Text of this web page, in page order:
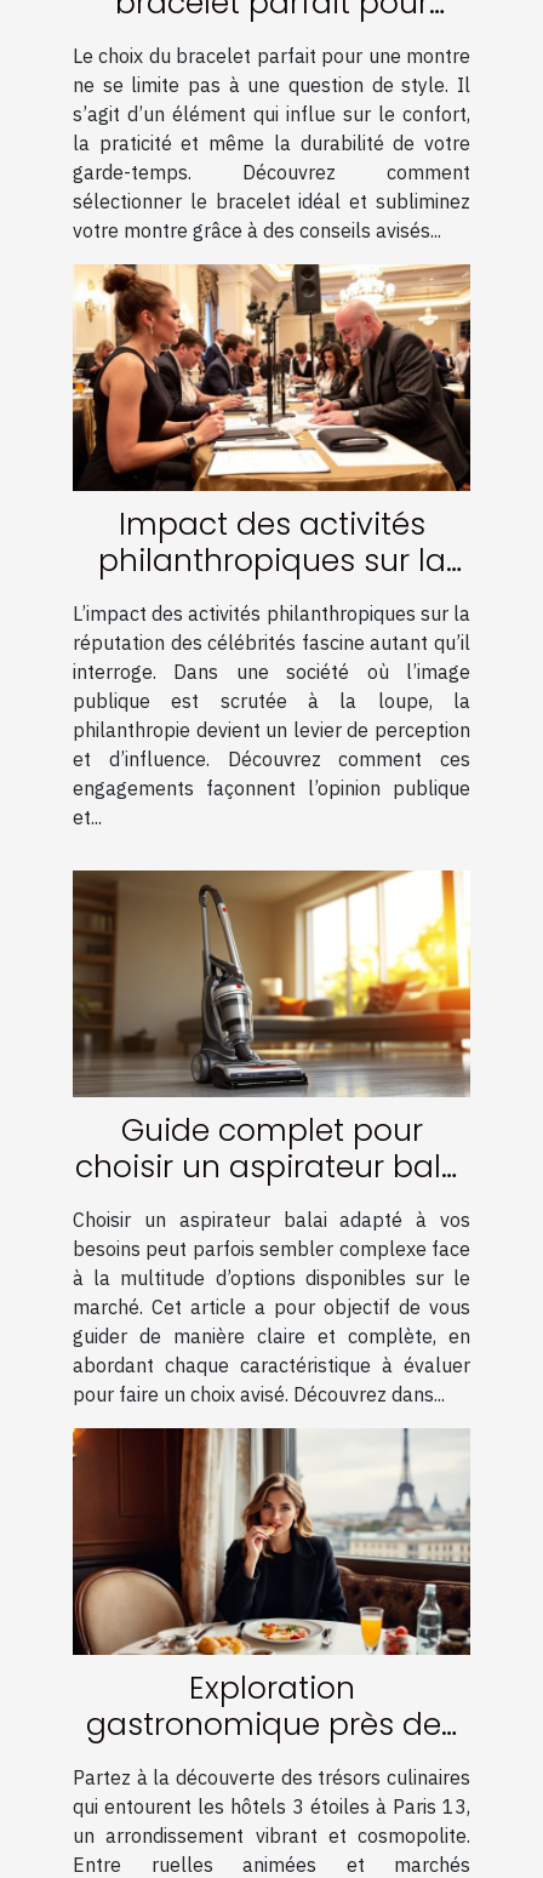
votre montre ?
Le choix du bracelet parfait pour une montre
ne se limite pas à une question de style. Il
s’agit d’un élément qui influe sur le confort,
la praticité et même la durabilité de votre
garde-temps. Découvrez comment
sélectionner le bracelet idéal et subliminez
votre montre grâce à des conseils avisés...
Impact des activités
philanthropiques sur la
réputation des célébrités
L’impact des activités philanthropiques sur la
réputation des célébrités fascine autant qu’il
interroge. Dans une société où l’image
publique est scrutée à la loupe, la
philanthropie devient un levier de perception
et d’influence. Découvrez comment ces
engagements façonnent l’opinion publique
et...
Guide complet pour
choisir un aspirateur balai
adapté à vos besoins
Choisir un aspirateur balai adapté à vos
besoins peut parfois sembler complexe face
à la multitude d’options disponibles sur le
marché. Cet article a pour objectif de vous
guider de manière claire et complète, en
abordant chaque caractéristique à évaluer
pour faire un choix avisé. Découvrez dans...
Exploration
gastronomique près des
hôtels 3 étoiles à Paris 13
Partez à la découverte des trésors culinaires
qui entourent les hôtels 3 étoiles à Paris 13,
un arrondissement vibrant et cosmopolite.
Entre ruelles animées et marchés